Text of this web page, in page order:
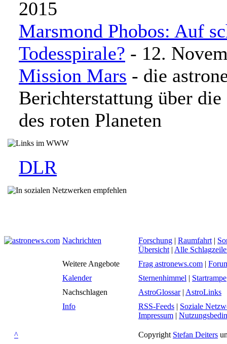
2015
Marsmond Phobos: Auf
Todesspirale? - 12.
Mission Mars - die
Berichterstattung über
des roten Planeten
DLR
Nachrichten Forschung | Raumfahrt |
Übersicht | Alle
Weitere Angebote
Frag astronews.com |
Kalender
Sternenhimmel | Startrampe
Nachschlagen
AstroGlossar| AstroLinks
Info
RSS-Feeds | Soziale
Impressum |
^ Copyright Stefan Deiters